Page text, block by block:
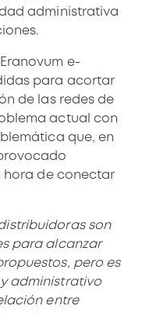
administrativa
e-
para acortar
de las redes de
actual con
que, en
hora de conectar
son
para alcanzar
pero es
administrativo
entre